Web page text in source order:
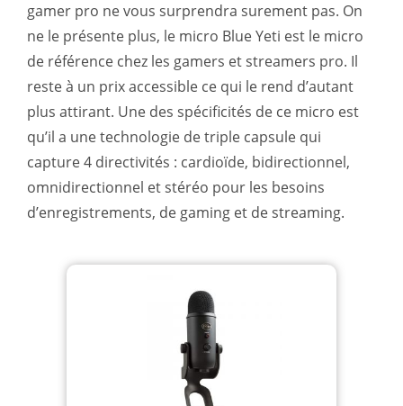
gamer pro ne vous surprendra surement pas. On
ne le présente plus, le micro Blue Yeti est le micro
de référence chez les gamers et streamers pro. Il
reste à un prix accessible ce qui le rend d’autant
plus attirant. Une des spécificités de ce micro est
qu’il a une technologie de triple capsule qui
capture 4 directivités : cardioïde, bidirectionnel,
omnidirectionnel et stéréo pour les besoins
d’enregistrements, de gaming et de streaming.